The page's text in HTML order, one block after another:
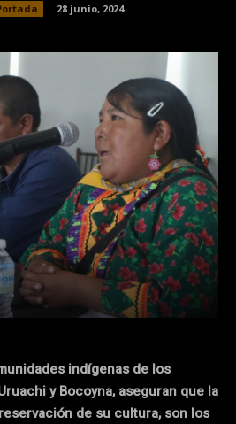
28 junio, 2024
indígenas de los
y Bocoyna, aseguran que la
de su cultura, son los